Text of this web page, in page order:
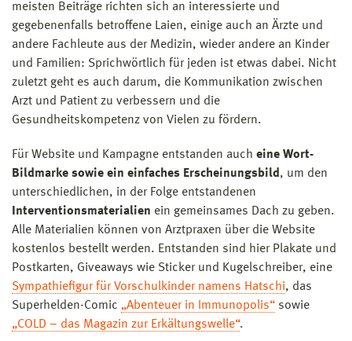
meisten Beiträge richten sich an interessierte und
gegebenenfalls betroffene Laien, einige auch an Ärzte und
andere Fachleute aus der Medizin, wieder andere an Kinder
und Familien: Sprichwörtlich für jeden ist etwas dabei. Nicht
zuletzt geht es auch darum, die Kommunikation zwischen
Arzt und Patient zu verbessern und die
Gesundheitskompetenz von Vielen zu fördern.
Für Website und Kampagne entstanden auch eine Wort-
Bildmarke sowie ein einfaches Erscheinungsbild, um den
unterschiedlichen, in der Folge entstandenen
Interventionsmaterialien ein gemeinsames Dach zu geben.
Alle Materialien können von Arztpraxen über die Website
kostenlos bestellt werden. Entstanden sind hier Plakate und
Postkarten, Giveaways wie Sticker und Kugelschreiber, eine
Sympathiefigur für Vorschulkinder namens Hatschi, das
Superhelden-Comic „Abenteuer in Immunopolis“ sowie
„COLD – das Magazin zur Erkältungswelle“.